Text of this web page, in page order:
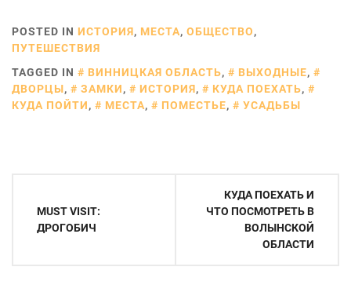
POSTED IN ИСТОРИЯ, МЕСТА, ОБЩЕСТВО,
ПУТЕШЕСТВИЯ
TAGGED IN
ВИННИЦКАЯ ОБЛАСТЬ, ВЫХОДНЫЕ,
ДВОРЦЫ, ЗАМКИ, ИСТОРИЯ, КУДА ПОЕХАТЬ,
КУДА ПОЙТИ, МЕСТА, ПОМЕСТЬЕ, УСАДЬБЫ
MUST VISIT:
ДРОГОБИЧ
КУДА ПОЕХАТЬ И
ЧТО ПОСМОТРЕТЬ В
ВОЛЫНСКОЙ
ОБЛАСТИ